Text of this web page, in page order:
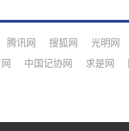
腾讯网 搜狐网 光明网
中国记协网 求是网